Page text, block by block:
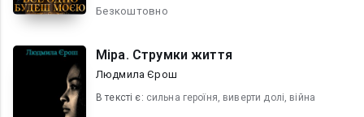
Безкоштовно
Міра. Струмки життя
Людмила Єрош
В текcті є: сильна героїня, виверти долі, війна